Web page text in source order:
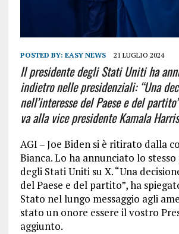
POSTED BY: EASY NEWS 21 LUGLIO 2024
Il presidente degli Stati Uniti ha
indietro nelle presidenziali: “Una
nell’interesse del Paese e del
va alla vice presidente Kamala Harris
AGI – Joe Biden si è ritirato dalla
Bianca. Lo ha annunciato lo
degli Stati Uniti su X. “Una
del Paese e del partito”, ha
Stato nel lungo messaggio agli
stato un onore essere il vostro
aggiunto.